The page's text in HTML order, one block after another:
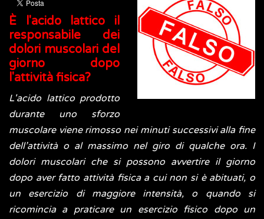
È l'acido lattico il
responsabile dei
dolori muscolari del
giorno dopo
l'attività fisica?
L'acido lattico prodotto
durante uno sforzo
muscolare viene rimosso nei minuti successivi alla fine
dell’attività o al massimo nel giro di qualche ora. I
dolori muscolari che si possono avvertire il giorno
dopo aver fatto attività fisica a cui non si è abituati, o
un esercizio di maggiore intensità, o quando si
ricomincia a praticare un esercizio fisico dopo un